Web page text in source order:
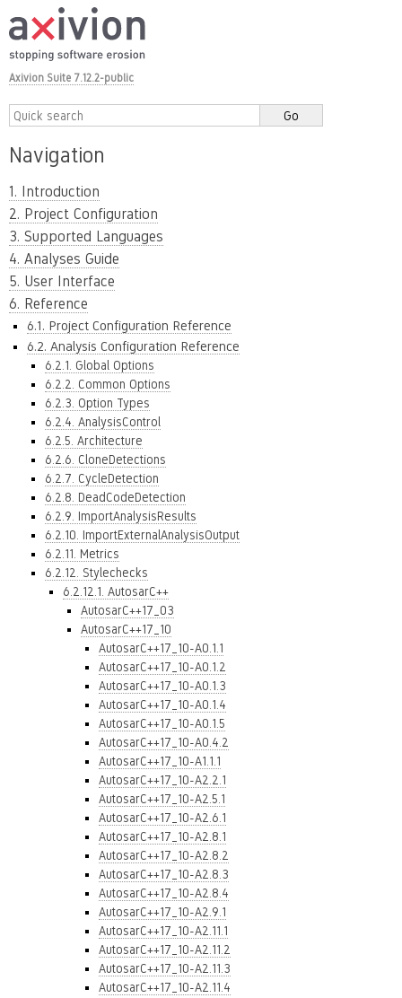
Axivion Suite 7.12.2-public
Navigation
1. Introduction
2. Project Configuration
3. Supported Languages
4. Analyses Guide
5. User Interface
6. Reference
6.1. Project Configuration Reference
6.2. Analysis Configuration Reference
6.2.1. Global Options
6.2.2. Common Options
6.2.3. Option Types
6.2.4. AnalysisControl
6.2.5. Architecture
6.2.6. CloneDetections
6.2.7. CycleDetection
6.2.8. DeadCodeDetection
6.2.9. ImportAnalysisResults
6.2.10. ImportExternalAnalysisOutput
6.2.11. Metrics
6.2.12. Stylechecks
6.2.12.1. AutosarC++
AutosarC++17_03
AutosarC++17_10
AutosarC++17_10-A0.1.1
AutosarC++17_10-A0.1.2
AutosarC++17_10-A0.1.3
AutosarC++17_10-A0.1.4
AutosarC++17_10-A0.1.5
AutosarC++17_10-A0.4.2
AutosarC++17_10-A1.1.1
AutosarC++17_10-A2.2.1
AutosarC++17_10-A2.5.1
AutosarC++17_10-A2.6.1
AutosarC++17_10-A2.8.1
AutosarC++17_10-A2.8.2
AutosarC++17_10-A2.8.3
AutosarC++17_10-A2.8.4
AutosarC++17_10-A2.9.1
AutosarC++17_10-A2.11.1
AutosarC++17_10-A2.11.2
AutosarC++17_10-A2.11.3
AutosarC++17_10-A2.11.4